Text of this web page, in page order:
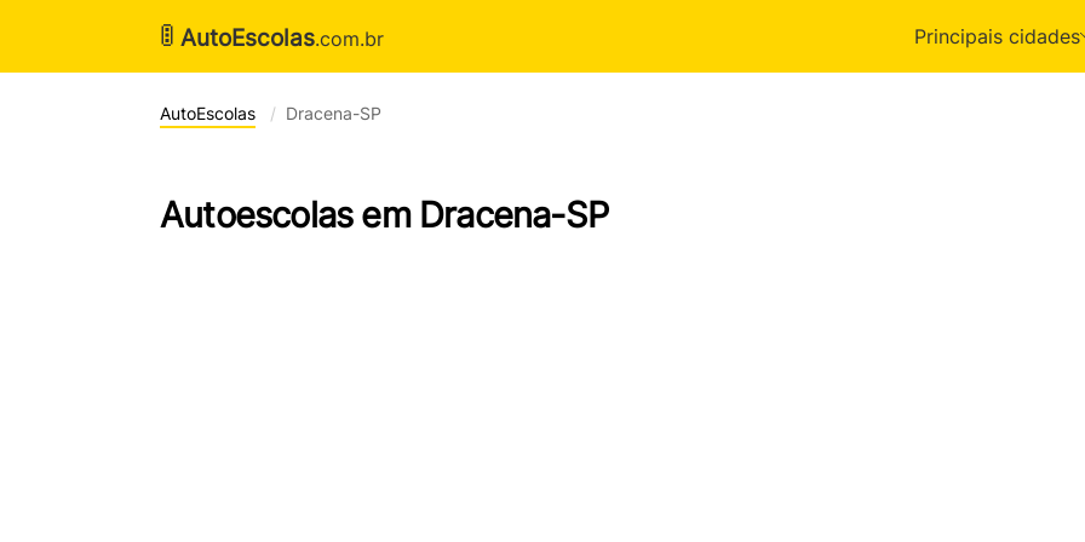
🚦 AutoEscolas.com.br Principais cidades
AutoEscolas Dracena-SP
Autoescolas em Dracena-SP